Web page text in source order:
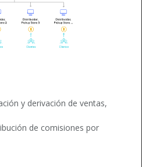
y derivación de ventas,
de comisiones por